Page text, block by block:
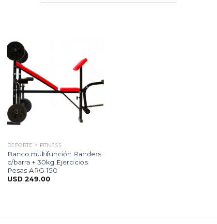
DEPORTE Y FITNESS
Banco multifunción Randers
c/barra + 30kg Ejercicios
Pesas ARG-150
USD 249.00